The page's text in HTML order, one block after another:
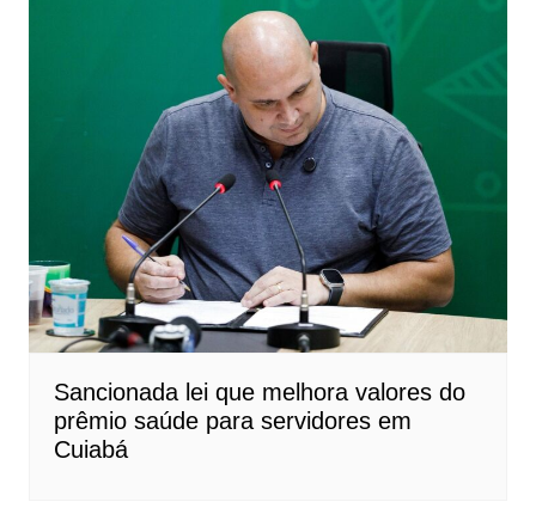
Sancionada lei que melhora valores do
prêmio saúde para servidores em
Cuiabá